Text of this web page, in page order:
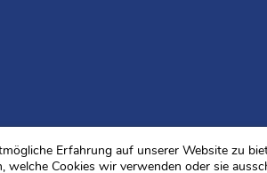
Erfahrung auf unserer Website zu
welche Cookies wir verwenden oder sie